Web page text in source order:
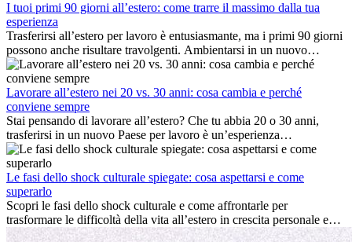
I tuoi primi 90 giorni all’estero: come trarre il massimo dalla tua
esperienza
Trasferirsi all’estero per lavoro è entusiasmante, ma i primi 90 giorni
possono anche risultare travolgenti. Ambientarsi in un nuovo
ambiente lavorativo, costruire una vita sociale, comprendere la
cultura locale e gestire la nostalgia di casa fanno tutti parte del
processo. Questa guida per expat ti mostrerà come sfruttare al
meglio i primi mesi all’estero, garantendo sia il successo
professionale che la crescita personale.
Lavorare all’estero nei 20 vs. 30 anni: cosa cambia e perché
conviene sempre
Stai pensando di lavorare all’estero? Che tu abbia 20 o 30 anni,
trasferirsi in un nuovo Paese per lavoro è un’esperienza
entusiasmante e, a volte, sfidante. Molti si chiedono se l’età faccia
davvero la differenza. La verità è che l’esperienza internazionale
conviene sempre: può accelerare la carriera, favorire la crescita
personale e offrire preziosi insight culturali che possono trasformare
la tua vita.
Le fasi dello shock culturale spiegate: cosa aspettarsi e come
superarlo
Scopri le fasi dello shock culturale e come affrontarle per
trasformare le difficoltà della vita all’estero in crescita personale e
nuove opportunità.